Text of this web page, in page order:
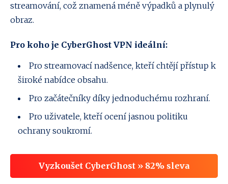
streamování, což znamená méně výpadků a plynulý
obraz.
Pro koho je CyberGhost VPN ideální:
Pro streamovací nadšence, kteří chtějí přístup k
široké nabídce obsahu.
Pro začátečníky díky jednoduchému rozhraní.
Pro uživatele, kteří ocení jasnou politiku
ochrany soukromí.
Vyzkoušet CyberGhost » 82% sleva